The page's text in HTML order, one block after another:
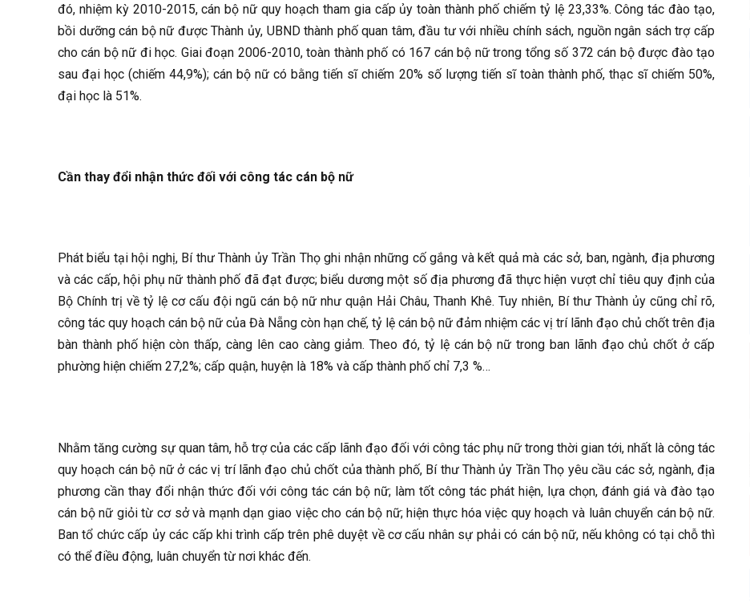
đó, nhiệm kỳ 2010-2015, cán bộ nữ quy hoạch tham gia cấp ủy toàn thành phố chiếm tỷ lệ 23,33%. Công tác đào tạo,
bồi dưỡng cán bộ nữ được Thành ủy, UBND thành phố quan tâm, đầu tư với nhiều chính sách, nguồn ngân sách trợ cấp
cho cán bộ nữ đi học. Giai đoạn 2006-2010, toàn thành phố có 167 cán bộ nữ trong tổng số 372 cán bộ được đào tạo
sau đại học (chiếm 44,9%); cán bộ nữ có bằng tiến sĩ chiếm 20% số lượng tiến sĩ toàn thành phố, thạc sĩ chiếm 50%,
đại học là 51%.
Cần thay đổi nhận thức đối với công tác cán bộ nữ
Phát biểu tại hội nghị, Bí thư Thành ủy Trần Thọ ghi nhận những cố gắng và kết quả mà các sở, ban, ngành, địa phương
và các cấp, hội phụ nữ thành phố đã đạt được; biểu dương một số địa phương đã thực hiện vượt chỉ tiêu quy định của
Bộ Chính trị về tỷ lệ cơ cấu đội ngũ cán bộ nữ như quận Hải Châu, Thanh Khê. Tuy nhiên, Bí thư Thành ủy cũng chỉ rõ,
công tác quy hoạch cán bộ nữ của Đà Nẵng còn hạn chế, tỷ lệ cán bộ nữ đảm nhiệm các vị trí lãnh đạo chủ chốt trên địa
bàn thành phố hiện còn thấp, càng lên cao càng giảm. Theo đó, tỷ lệ cán bộ nữ trong ban lãnh đạo chủ chốt ở cấp
phường hiện chiếm 27,2%; cấp quận, huyện là 18% và cấp thành phố chỉ 7,3 %…
Nhằm tăng cường sự quan tâm, hỗ trợ của các cấp lãnh đạo đối với công tác phụ nữ trong thời gian tới, nhất là công tác
quy hoạch cán bộ nữ ở các vị trí lãnh đạo chủ chốt của thành phố, Bí thư Thành ủy Trần Thọ yêu cầu các sở, ngành, địa
phương cần thay đổi nhận thức đối với công tác cán bộ nữ; làm tốt công tác phát hiện, lựa chọn, đánh giá và đào tạo
cán bộ nữ giỏi từ cơ sở và mạnh dạn giao việc cho cán bộ nữ; hiện thực hóa việc quy hoạch và luân chuyển cán bộ nữ.
Ban tổ chức cấp ủy các cấp khi trình cấp trên phê duyệt về cơ cấu nhân sự phải có cán bộ nữ, nếu không có tại chỗ thì
có thể điều động, luân chuyển từ nơi khác đến.